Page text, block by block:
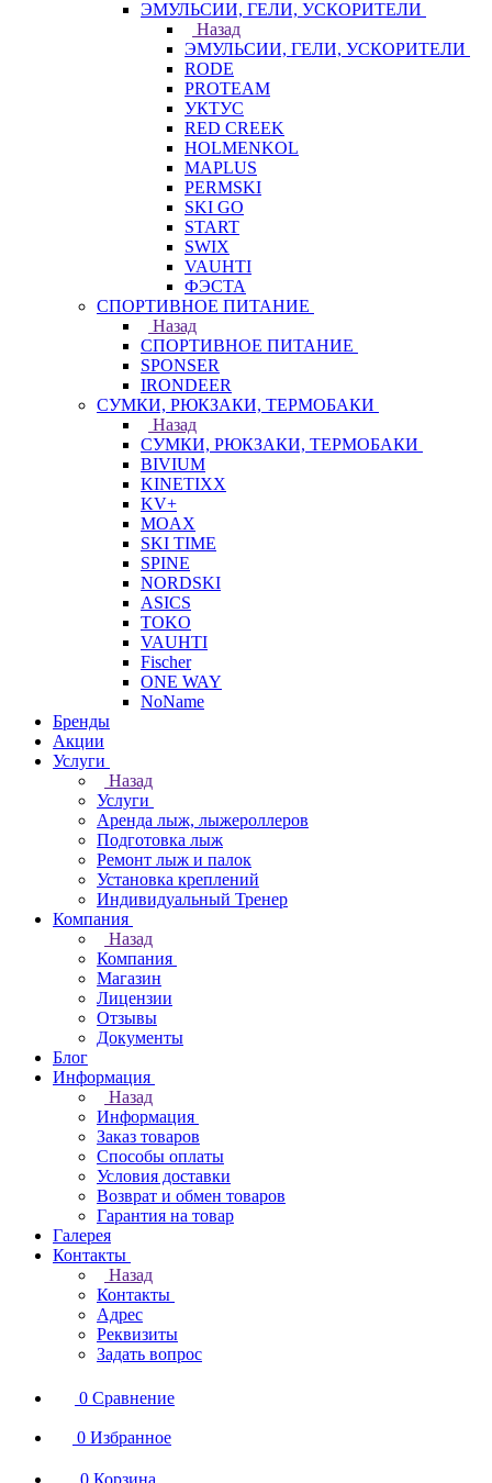
ЭМУЛЬСИИ, ГЕЛИ, УСКОРИТЕЛИ
Назад
ЭМУЛЬСИИ, ГЕЛИ, УСКОРИТЕЛИ
RODE
PROTEAM
УКТУС
RED CREEK
HOLMENKOL
MAPLUS
PERMSKI
SKI GO
START
SWIX
VAUHTI
ФЭСТА
СПОРТИВНОЕ ПИТАНИЕ
Назад
СПОРТИВНОЕ ПИТАНИЕ
SPONSER
IRONDEER
СУМКИ, РЮКЗАКИ, ТЕРМОБАКИ
Назад
СУМКИ, РЮКЗАКИ, ТЕРМОБАКИ
BIVIUM
KINETIXX
KV+
MOAX
SKI TIME
SPINE
NORDSKI
ASICS
TOKO
VAUHTI
Fischer
ONE WAY
NoName
Бренды
Акции
Услуги
Назад
Услуги
Аренда лыж, лыжероллеров
Подготовка лыж
Ремонт лыж и палок
Установка креплений
Индивидуальный Тренер
Компания
Назад
Компания
Магазин
Лицензии
Отзывы
Документы
Блог
Информация
Назад
Информация
Заказ товаров
Способы оплаты
Условия доставки
Возврат и обмен товаров
Гарантия на товар
Галерея
Контакты
Назад
Контакты
Адрес
Реквизиты
Задать вопрос
0 Сравнение
0 Избранное
0 Корзина